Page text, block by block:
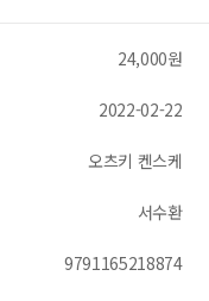
24,000원
2022-02-22
오츠키 켄스케
서수환
9791165218874